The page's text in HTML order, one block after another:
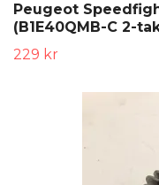
Peugeot
(B1E40QMB-C 2-
229 kr